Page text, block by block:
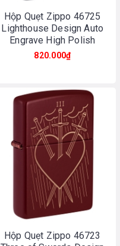
Hộp Quẹt Zippo 46725
Lighthouse Design Auto
Engrave High Polish
Chrome
820.000₫
Hộp Quẹt Zippo 46723